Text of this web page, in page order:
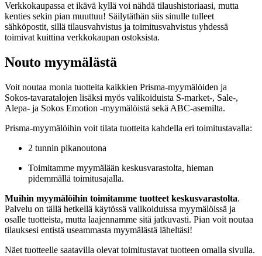
Verkkokaupassa et ikävä kyllä voi nähdä tilaushistoriaasi, mutta
kenties sekin pian muuttuu! Säilytäthän siis sinulle tulleet
sähköpostit, sillä tilausvahvistus ja toimitusvahvistus yhdessä
toimivat kuittina verkkokaupan ostoksista.
Nouto myymälästä
Voit noutaa monia tuotteita kaikkien Prisma‑myymälöiden ja
Sokos‑tavaratalojen lisäksi myös valikoiduista S‑market‑, Sale‑,
Alepa‑ ja Sokos Emotion ‑myymälöistä sekä ABC-asemilta.
Prisma-myymälöihin voit tilata tuotteita kahdella eri toimitustavalla:
2 tunnin pikanoutona
Toimitamme myymälään keskusvarastolta, hieman
pidemmällä toimitusajalla.
Muihin myymälöihin toimitamme tuotteet keskusvarastolta.
Palvelu on tällä hetkellä käytössä valikoiduissa myymälöissä ja
osalle tuotteista, mutta laajennamme sitä jatkuvasti. Pian voit noutaa
tilauksesi entistä useammasta myymälästä läheltäsi!
Näet tuotteelle saatavilla olevat toimitustavat tuotteen omalla sivulla.